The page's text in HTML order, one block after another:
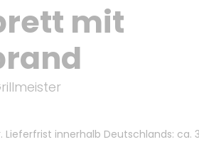
mit
Lieferfrist innerhalb Deutschlands: ca.